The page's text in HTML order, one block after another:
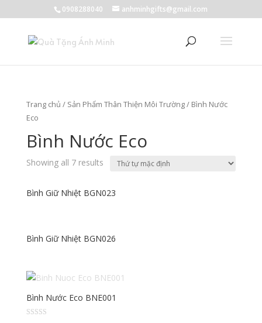
0908288040 anhminhgifts@gmail.com
Trang chủ / Sản Phẩm Thân Thiện Môi Trường/ Bình Nước
Eco
Bình Nước Eco
Showing all 7 results
Bình Giữ Nhiệt BGN023
Bình Giữ Nhiệt BGN026
Bình Nước Eco BNE001